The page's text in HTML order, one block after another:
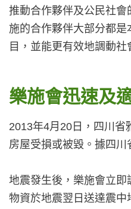
推動合作夥伴及公民社
施的合作夥伴大部分都
目，並能更有效地調動
樂施會迅速及
2013年4月20日，四川省
房屋受損或被毀。據四川
地震發生後，樂施會立
物資於地震翌日送達震